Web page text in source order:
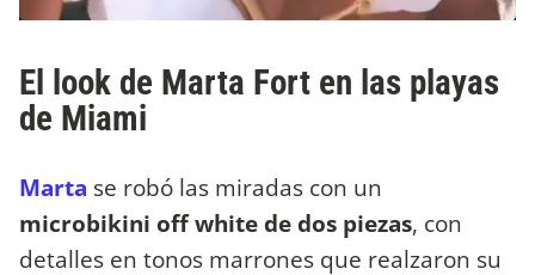
El look de Marta Fort en las playas
de Miami
Marta se robó las miradas con un
microbikini off white de dos piezas, con
detalles en tonos marrones que realzaron su